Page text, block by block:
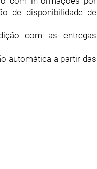
de disponibilidade de
com as entregas
automática a partir das